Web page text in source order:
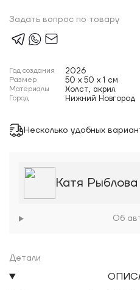
Задать вопрос по товару
Год создания 2026
Размер 50 x 50 x 1 см
Материалы Холст, акрил
Город Нижний Новгород
Несколько удобных
Катя Рыблова
Об
Детали